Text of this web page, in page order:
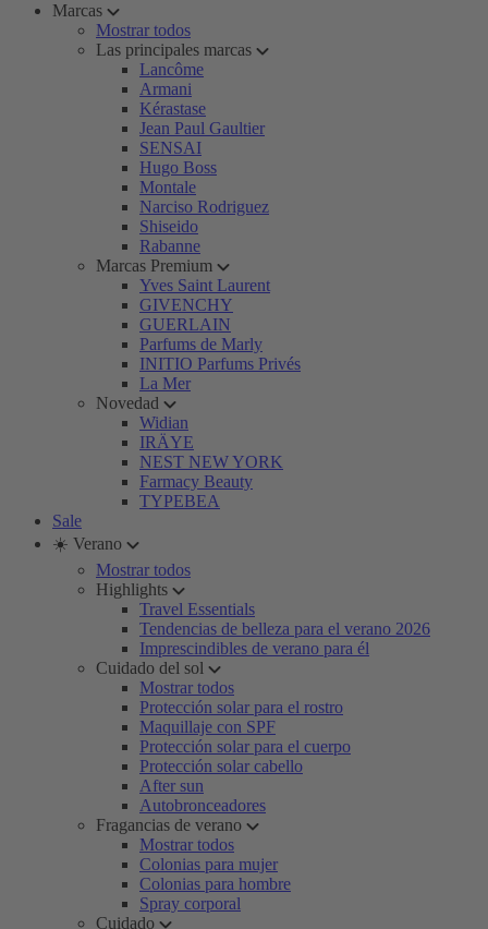
Marcas
Mostrar todos
Las principales marcas
Lancôme
Armani
Kérastase
Jean Paul Gaultier
SENSAI
Hugo Boss
Montale
Narciso Rodriguez
Shiseido
Rabanne
Marcas Premium
Yves Saint Laurent
GIVENCHY
GUERLAIN
Parfums de Marly
INITIO Parfums Privés
La Mer
Novedad
Widian
IRÄYE
NEST NEW YORK
Farmacy Beauty
TYPEBEA
Sale
☀️ Verano
Mostrar todos
Highlights
Travel Essentials
Tendencias de belleza para el verano 2026
Imprescindibles de verano para él
Cuidado del sol
Mostrar todos
Protección solar para el rostro
Maquillaje con SPF
Protección solar para el cuerpo
Protección solar cabello
After sun
Autobronceadores
Fragancias de verano
Mostrar todos
Colonias para mujer
Colonias para hombre
Spray corporal
Cuidado